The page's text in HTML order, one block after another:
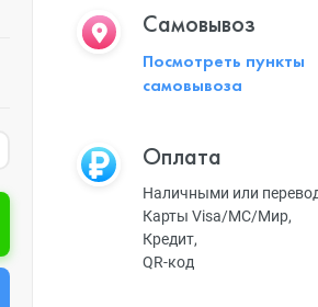
Самовывоз
Посмотреть пункты
самовывоза
Оплата
Наличными или
Карты Visa/MC/Мир,
Кредит,
QR-код